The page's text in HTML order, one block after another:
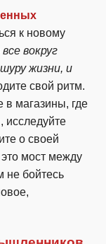
к новому
вокруг
жизни, и
свой ритм.
в магазины, где
исследуйте
о своей
мост между
бойтесь